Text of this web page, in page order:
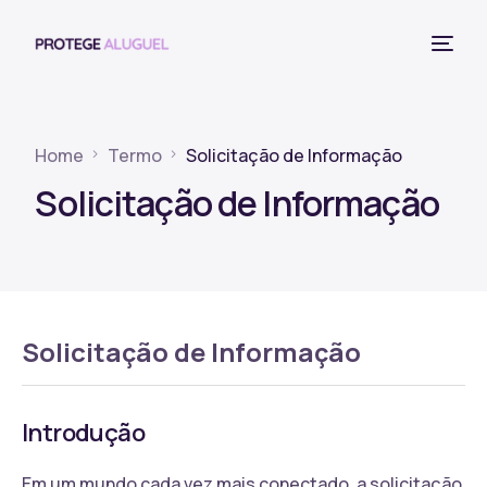
Home Termo Solicitação de Informação
Solicitação de Informação
Solicitação de Informação
Introdução